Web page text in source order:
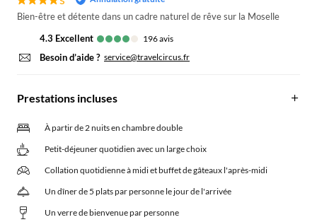
Bien-être et détente dans un cadre naturel de rêve sur la Moselle
4.3
excellent 196avis
Besoin d’aide ? service@travelcircus.fr
Prestations incluses
À partir de 2 nuits en chambre double
Petit-déjeuner quotidien avec un large choix
Collation quotidienne à midi et buffet de gâteaux l'après-midi
Un dîner de 5 plats par personne le jour de l'arrivée
Un verre de bienvenue par personne